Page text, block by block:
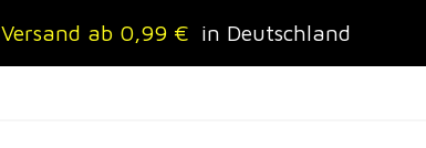
Versand ab 0,99 € in Deutschland